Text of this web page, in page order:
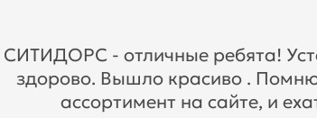
СИТИДОРС - отличные ребята!
здорово. Вышло красиво .
ассортимент на сайте, и